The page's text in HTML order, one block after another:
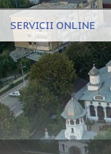
SERVICII ONLINE